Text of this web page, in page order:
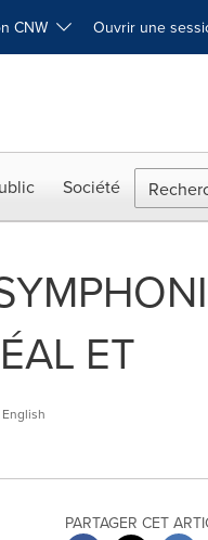
CNW Ouvrir une
Société
ET
English
PARTAGER CET